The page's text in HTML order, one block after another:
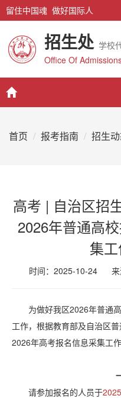
留住中国魂 做好国际人
招生处 学校
Office Of
首页 报考指南 招生
高考 | 自治区招
2026年普通高
集
时间：2025-10-24 来
为做好我区2026年普通
工作，根据教育部及自治区
2026年高考报名信息采集工
请参加报名的人员于